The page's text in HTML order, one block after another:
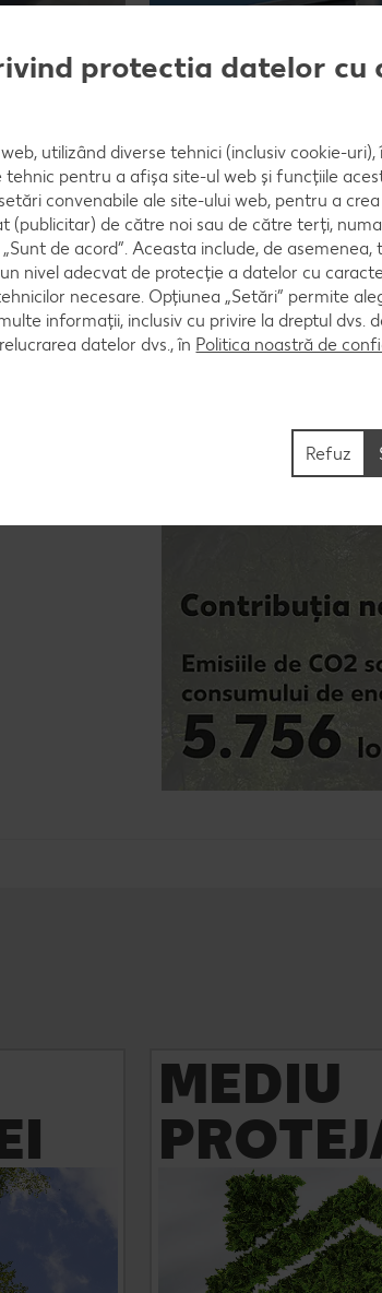
climatizare
din mai
același timp
amprentei
de
țări.
ci
măsuri
care
MEDIU
Magazinele noastre sunt
mediul, mizând, printre
energetică, tehnologii
materiale certificate
Detalii
protectia datelor cu
utilizând diverse tehnici (inclusiv cookie-
pentru a afișa site-ul web și funcțiile
convenabile ale site-ului web, pentru a
(publicitar) de către noi sau de către terți,
de acord”. Aceasta include, de
nivel adecvat de protecție a datelor cu
necesare. Opțiunea „Setări” permite
informații, inclusiv cu privire la dreptul dvs.
datelor dvs., în Politica noastră de
Refuz